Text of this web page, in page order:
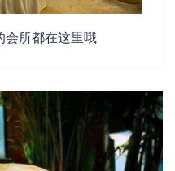
会所都在这里哦